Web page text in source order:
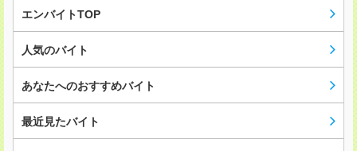
エンバイトTOP
人気のバイト
あなたへのおすすめバイト
最近見たバイト